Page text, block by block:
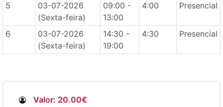
5
03-07-2026
(Sexta-feira)
09:00 -
13:00
4:00 Presencial
6
03-07-2026
(Sexta-feira)
14:30 -
19:00
4:30 Presencial
Valor: 20.00€